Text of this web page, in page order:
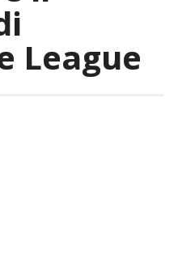
League